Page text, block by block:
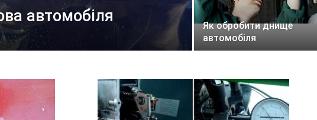
автомобіля
Як обробити днище
автомобіля